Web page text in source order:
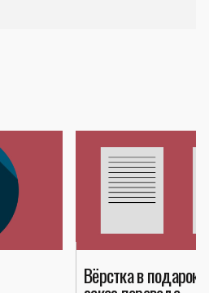
Вёрстка в подарок